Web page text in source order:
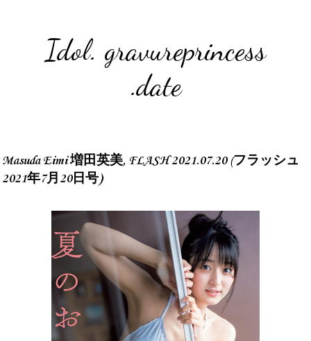
Idol. gravureprincess
.date
Masuda Eimi 増田英美, FLASH 2021.07.20 (フラッシュ
2021年7月20日号)